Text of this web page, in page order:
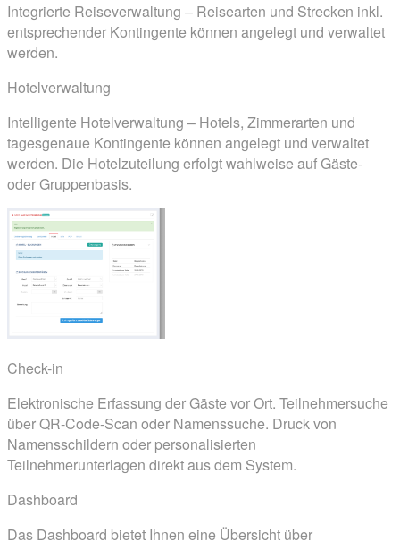
Integrierte Reiseverwaltung – Reisearten und Strecken inkl.
entsprechender Kontingente können angelegt und verwaltet
werden.
Hotelverwaltung
Intelligente Hotelverwaltung – Hotels, Zimmerarten und
tagesgenaue Kontingente können angelegt und verwaltet
werden. Die Hotelzuteilung erfolgt wahlweise auf Gäste-
oder Gruppenbasis.
Check-in
Elektronische Erfassung der Gäste vor Ort. Teilnehmersuche
über QR-Code-Scan oder Namenssuche. Druck von
Namensschildern oder personalisierten
Teilnehmerunterlagen direkt aus dem System.
Dashboard
Das Dashboard bietet Ihnen eine Übersicht über